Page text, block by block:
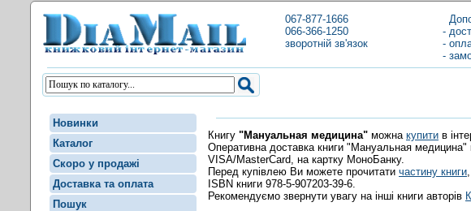
067-877-1666
066-366-1250
зворотній зв'язок
-
-
-
Новинки
Каталог
Скоро у продажі
Доставка та оплата
Пошук
Книгу "Мануальная медицина" можна купити в
Оперативна доставка книги "Мануальная
VISA/MasterCard, на картку МоноБанку.
Перед купівлею Ви можете прочитати частину книги
ISBN книги 978-5-907203-39-6.
Рекомендуємо звернути увагу на інші книги авторів